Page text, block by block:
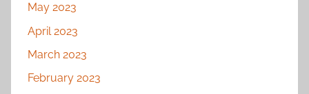
May 2023
April 2023
March 2023
February 2023